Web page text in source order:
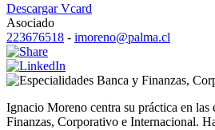
Descargar Vcard
Asociado
223676518 - imoreno@palma.cl
Banca y Finanzas,
Ignacio Moreno centra su práctica en las
Finanzas, Corporativo e Internacional.